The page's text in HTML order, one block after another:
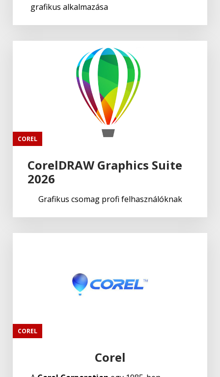
grafikus alkalmazása
COREL
CorelDRAW Graphics Suite
2026
Grafikus csomag profi felhasználóknak
COREL
Corel